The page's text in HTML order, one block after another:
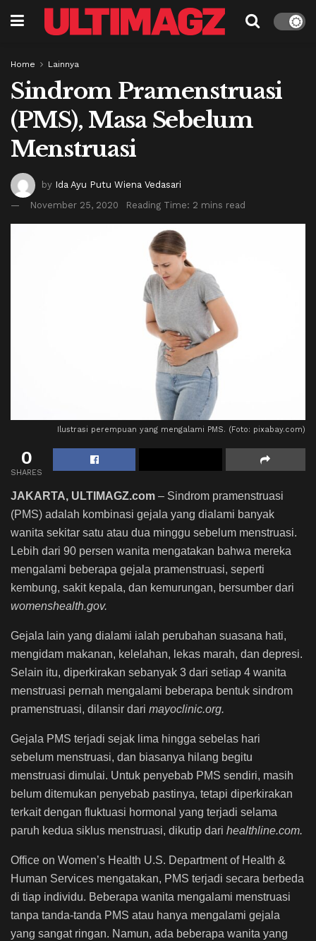
Home Lainnya
Sindrom Pramenstruasi
(PMS), Masa Sebelum
Menstruasi
by Ida Ayu Putu Wiena Vedasari
November 25, 2020
Reading Time: 2 mins read
Ilustrasi perempuan yang mengalami PMS. (Foto: pixabay.com)
0
SHARES
JAKARTA, ULTIMAGZ.com – Sindrom pramenstruasi
(PMS) adalah kombinasi gejala yang dialami banyak
wanita sekitar satu atau dua minggu sebelum menstruasi.
Lebih dari 90 persen wanita mengatakan bahwa mereka
mengalami beberapa gejala pramenstruasi, seperti
kembung, sakit kepala, dan kemurungan, bersumber dari
womenshealth.gov.
Gejala lain yang dialami ialah perubahan suasana hati,
mengidam makanan, kelelahan, lekas marah, dan depresi.
Selain itu, diperkirakan sebanyak 3 dari setiap 4 wanita
menstruasi pernah mengalami beberapa bentuk sindrom
pramenstruasi, dilansir dari mayoclinic.org.
Gejala PMS terjadi sejak lima hingga sebelas hari
sebelum menstruasi, dan biasanya hilang begitu
menstruasi dimulai. Untuk penyebab PMS sendiri, masih
belum ditemukan penyebab pastinya, tetapi diperkirakan
terkait dengan fluktuasi hormonal yang terjadi selama
paruh kedua siklus menstruasi, dikutip dari healthline.com.
Office on Women’s Health U.S. Department of Health &
Human Services mengatakan, PMS terjadi secara berbeda
di tiap individu. Beberapa wanita mengalami menstruasi
tanpa tanda-tanda PMS atau hanya mengalami gejala
yang sangat ringan. Namun, ada beberapa wanita yang